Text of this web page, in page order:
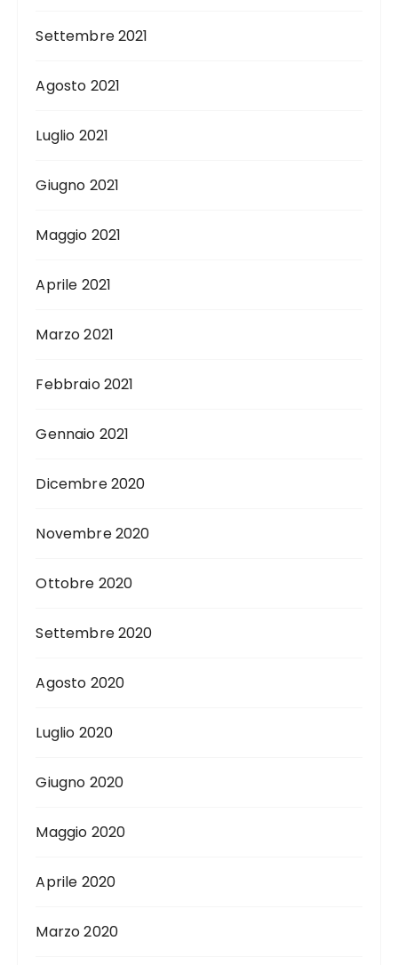
Settembre 2021
Agosto 2021
Luglio 2021
Giugno 2021
Maggio 2021
Aprile 2021
Marzo 2021
Febbraio 2021
Gennaio 2021
Dicembre 2020
Novembre 2020
Ottobre 2020
Settembre 2020
Agosto 2020
Luglio 2020
Giugno 2020
Maggio 2020
Aprile 2020
Marzo 2020